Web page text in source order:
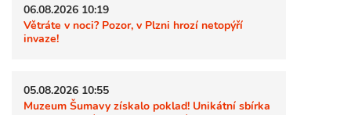
06.08.2026 10:19
Větráte v noci? Pozor, v Plzni hrozí netopýří
invaze!
05.08.2026 10:55
Muzeum Šumavy získalo poklad! Unikátní sbírka